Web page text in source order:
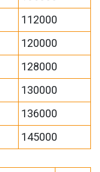
112000
120000
128000
130000
136000
145000